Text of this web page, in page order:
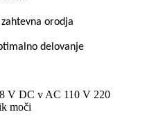
orodja
delovanje